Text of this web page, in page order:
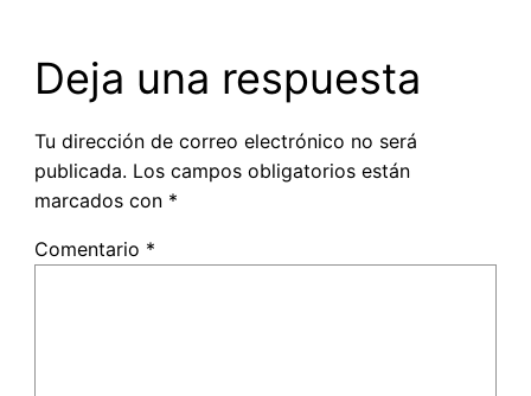
Deja una respuesta
Tu dirección de correo electrónico no será
publicada. Los campos obligatorios están
marcados con *
Comentario *